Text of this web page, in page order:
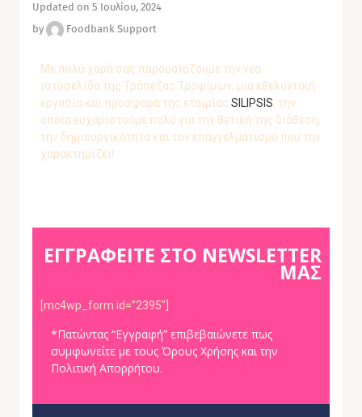
Updated on 5 Ιουλίου, 2024
by
Foodbank Support
Με πολύ χαρά σας παρουσιάζουμε την νέα
ιστοσελίδα της Τράπεζας Τροφίμων, μια εθελοντική
εργασία και προσφορά της εταιρίας SILIPSIS, την
οποία ευχαριστούμε πολύ για την θετική της διάθεση,
την δημιουργικότητα και τον επαγγελματισμό που την
χαρακτηρίζει!
ΕΓΓΡΑΦΕΙΤΕ ΣΤΟ NEWSLETTER
ΜΑΣ
[mc4wp_form id=”2395″]
*Πατώντας “Εγγραφή” επιβεβαιώνετε πως
συμφωνείτε με τους Όρους Χρήσης και την
Πολιτική Απορρήτου.